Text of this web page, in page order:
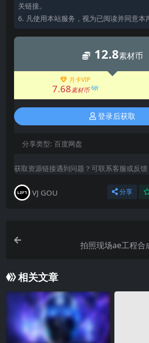
关链接。
6. 凡使用本站服务，视为已阅读并同意本
12.8素材币
月卡VIP
7.68素材币 6折
登录后获取
分享类型: 百度网盘
获取资源链接遇到问题？可联系客服或反馈
VJ GOU 分享
拍照现场ae工程
相关文章